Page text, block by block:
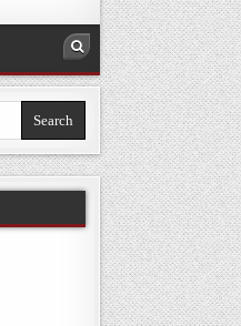
Search